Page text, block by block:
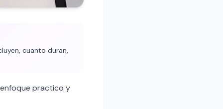
cuanto duran,
practico y